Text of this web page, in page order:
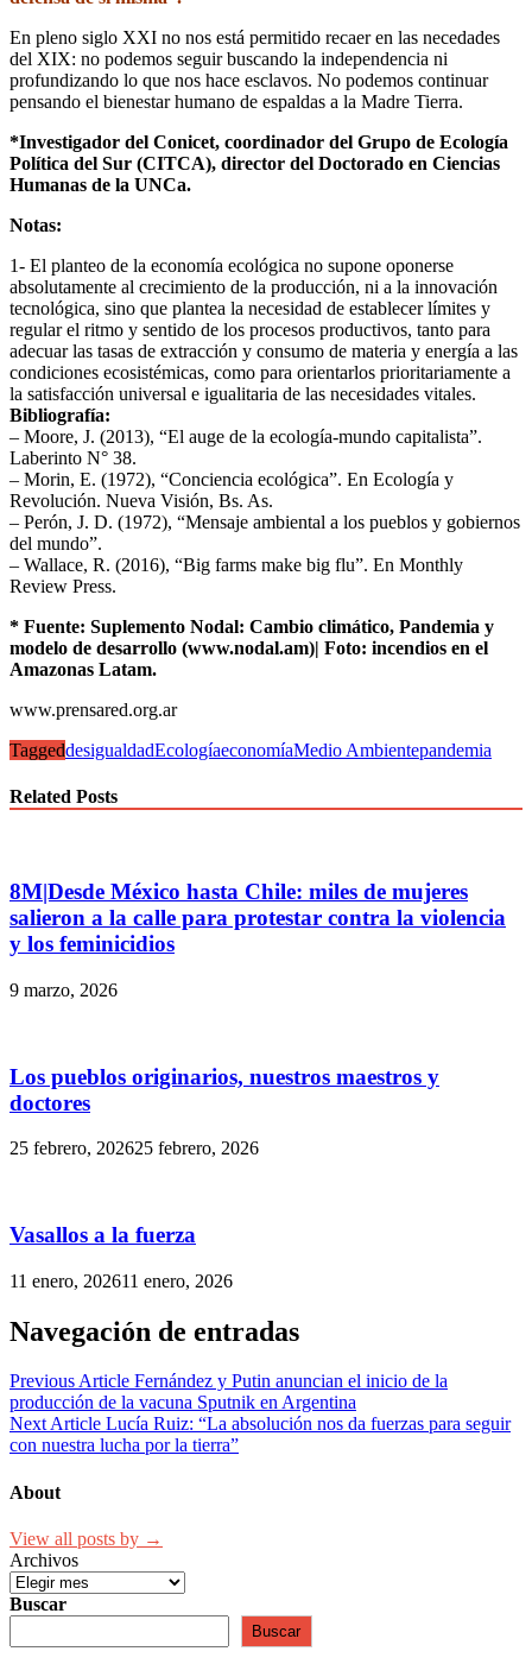
En pleno siglo XXI no nos está permitido recaer en las necedades
del XIX: no podemos seguir buscando la independencia ni
profundizando lo que nos hace esclavos. No podemos continuar
pensando el bienestar humano de espaldas a la Madre Tierra.
*Investigador del Conicet, coordinador del Grupo de Ecología
Política del Sur (CITCA), director del Doctorado en Ciencias
Humanas de la UNCa.
Notas:
1- El planteo de la economía ecológica no supone oponerse
absolutamente al crecimiento de la producción, ni a la innovación
tecnológica, sino que plantea la necesidad de establecer límites y
regular el ritmo y sentido de los procesos productivos, tanto para
adecuar las tasas de extracción y consumo de materia y energía a las
condiciones ecosistémicas, como para orientarlos prioritariamente a
la satisfacción universal e igualitaria de las necesidades vitales.
Bibliografía:
– Moore, J. (2013), “El auge de la ecología-mundo capitalista”.
Laberinto N° 38.
– Morin, E. (1972), “Conciencia ecológica”. En Ecología y
Revolución. Nueva Visión, Bs. As.
– Perón, J. D. (1972), “Mensaje ambiental a los pueblos y gobiernos
del mundo”.
– Wallace, R. (2016), “Big farms make big flu”. En Monthly
Review Press.
* Fuente: Suplemento Nodal: Cambio climático, Pandemia y
modelo de desarrollo (www.nodal.am)| Foto: incendios en el
Amazonas Latam.
www.prensared.org.ar
TaggeddesigualdadEcologíaeconomíaMedio Ambientepandemia
Related Posts
8M|Desde México hasta Chile: miles de mujeres
salieron a la calle para protestar contra la violencia
y los feminicidios
9 marzo, 2026
Los pueblos originarios, nuestros maestros y
doctores
25 febrero, 202625 febrero, 2026
Vasallos a la fuerza
11 enero, 202611 enero, 2026
Navegación de entradas
Previous Article Fernández y Putin anuncian el inicio de la
producción de la vacuna Sputnik en Argentina
Next Article Lucía Ruiz: “La absolución nos da fuerzas para seguir
con nuestra lucha por la tierra”
About
View all posts by →
Archivos
Buscar
Buscar